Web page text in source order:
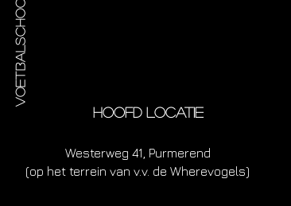
HOOFD LOCATIE
Westerweg 41, Purmerend
(op het terrein van v.v. de Wherevogels)